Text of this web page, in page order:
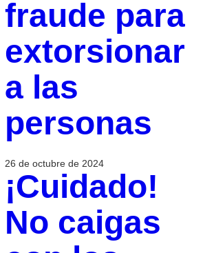
fraude para
extorsionar
a las
personas
26 de octubre de 2024
¡Cuidado!
No caigas